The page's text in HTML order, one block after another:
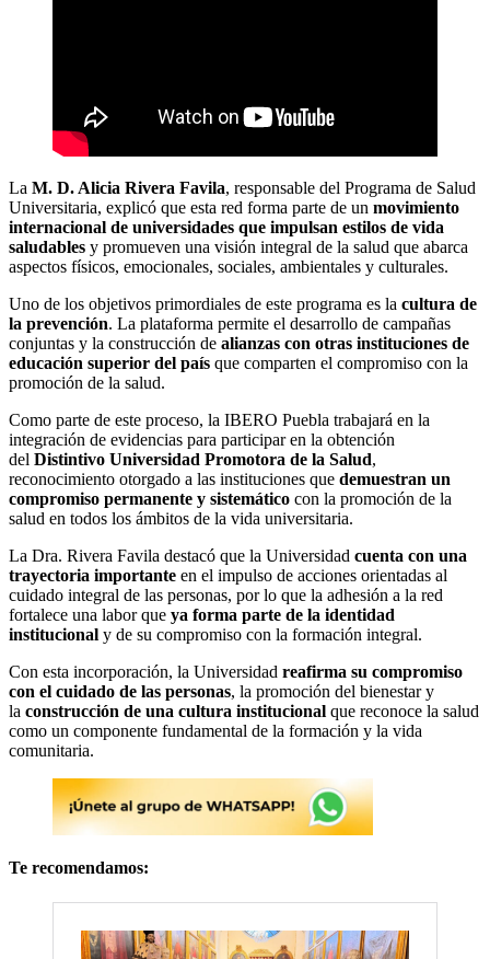
La M. D. Alicia Rivera Favila, responsable del Programa de Salud
Universitaria, explicó que esta red forma parte de un movimiento
internacional de universidades que impulsan estilos de vida
saludables y promueven una visión integral de la salud que abarca
aspectos físicos, emocionales, sociales, ambientales y culturales.
Uno de los objetivos primordiales de este programa es la cultura de
la prevención. La plataforma permite el desarrollo de campañas
conjuntas y la construcción de alianzas con otras instituciones de
educación superior del país que comparten el compromiso con la
promoción de la salud.
Como parte de este proceso, la IBERO Puebla trabajará en la
integración de evidencias para participar en la obtención
del Distintivo Universidad Promotora de la Salud,
reconocimiento otorgado a las instituciones que demuestran un
compromiso permanente y sistemático con la promoción de la
salud en todos los ámbitos de la vida universitaria.
La Dra. Rivera Favila destacó que la Universidad cuenta con una
trayectoria importante en el impulso de acciones orientadas al
cuidado integral de las personas, por lo que la adhesión a la red
fortalece una labor que ya forma parte de la identidad
institucional y de su compromiso con la formación integral.
Con esta incorporación, la Universidad reafirma su compromiso
con el cuidado de las personas, la promoción del bienestar y
la construcción de una cultura institucional que reconoce la salud
como un componente fundamental de la formación y la vida
comunitaria.
Te recomendamos: